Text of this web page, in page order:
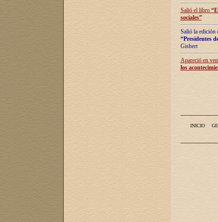
Salió el libro “
sociales”
Salió la edición
“Presidentes
Gisbert
Apareció en
los
INICIO